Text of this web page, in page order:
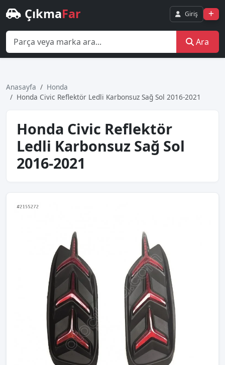
ÇıkmaFar Giriş
Ara
Anasayfa
Honda
Honda Civic Reflektör Ledli Karbonsuz Sağ Sol 2016-2021
Honda Civic Reflektör
Ledli Karbonsuz Sağ Sol
2016-2021